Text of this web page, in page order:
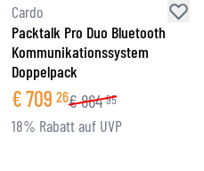
Cardo
Packtalk Pro Duo Bluetooth
Kommunikationssystem
Doppelpack
€709 26€864 95
18% Rabatt auf UVP